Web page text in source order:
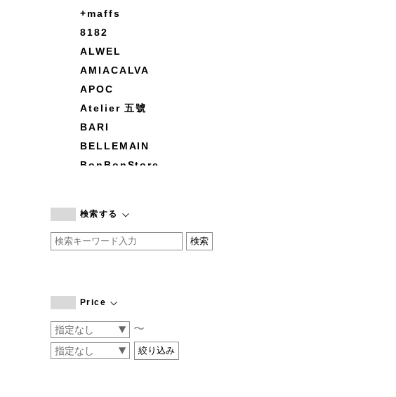
+maffs
8182
ALWEL
AMIACALVA
APOC
Atelier 五號
BARI
BELLEMAIN
BonBonStore
by basics
CATWORTH
COGTHEBIGSMOKE
CONVERSE
DEAN & DELUCA
検索する
Price
〜